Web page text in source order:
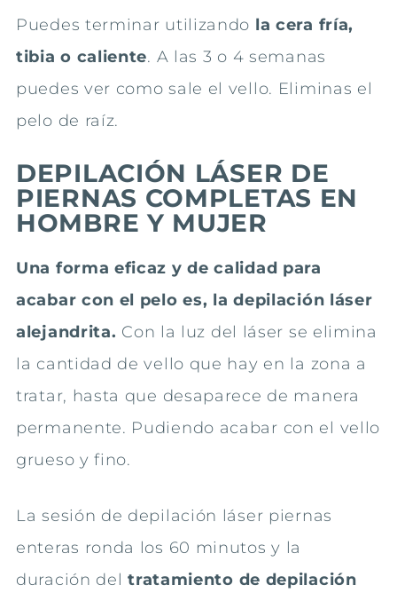
Puedes terminar utilizando la cera fría,
tibia o caliente. A las 3 o 4 semanas
puedes ver como sale el vello. Eliminas el
pelo de raíz.
DEPILACIÓN LÁSER DE
PIERNAS COMPLETAS EN
HOMBRE Y MUJER
Una forma eficaz y de calidad para
acabar con el pelo es, la depilación láser
alejandrita. Con la luz del láser se elimina
la cantidad de vello que hay en la zona a
tratar, hasta que desaparece de manera
permanente. Pudiendo acabar con el vello
grueso y fino.
La sesión de depilación láser piernas
enteras ronda los 60 minutos y la
duración del tratamiento de depilación